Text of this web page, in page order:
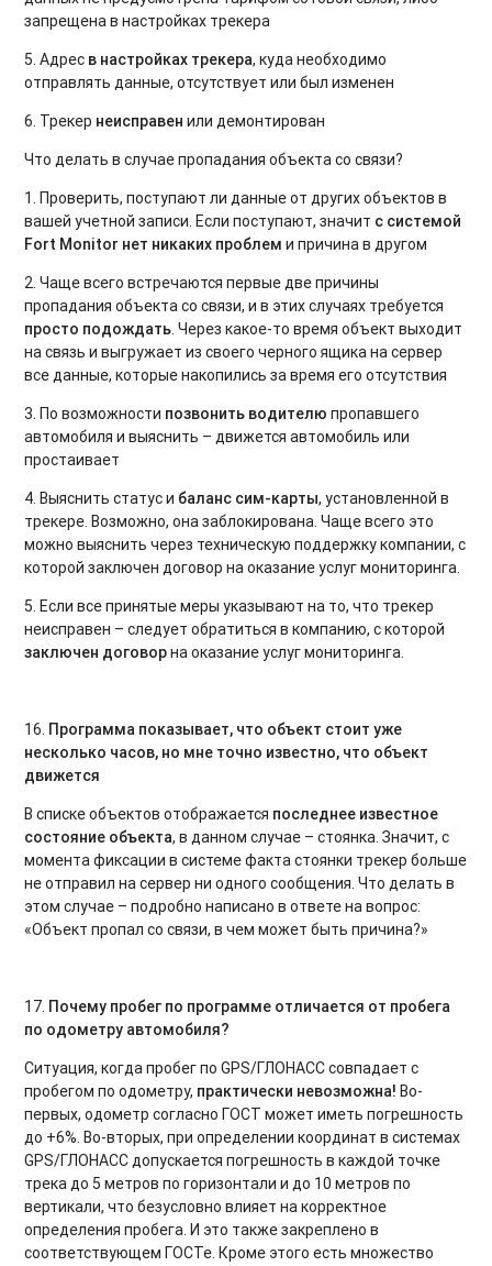
запрещена в настройках трекера
5. Адрес в настройках трекера, куда необходимо
отправлять данные, отсутствует или был изменен
6. Трекер неисправен или демонтирован
Что делать в случае пропадания объекта со связи?
1. Проверить, поступают ли данные от других объектов в
вашей учетной записи. Если поступают, значит с системой
Fort Monitor нет никаких проблем и причина в другом
2. Чаще всего встречаются первые две причины
пропадания объекта со связи, и в этих случаях требуется
просто подождать. Через какое-то время объект выходит
на связь и выгружает из своего черного ящика на сервер
все данные, которые накопились за время его отсутствия
3. По возможности позвонить водителю пропавшего
автомобиля и выяснить – движется автомобиль или
простаивает
4. Выяснить статус и баланс сим-карты, установленной в
трекере. Возможно, она заблокирована. Чаще всего это
можно выяснить через техническую поддержку компании, с
которой заключен договор на оказание услуг мониторинга.
5. Если все принятые меры указывают на то, что трекер
неисправен – следует обратиться в компанию, с которой
заключен договорна оказание услуг мониторинга.
16. Программа показывает, что объект стоит уже
несколько часов, но мне точно известно, что объект
движется
В списке объектов отображается последнее известное
состояние объекта, в данном случае – стоянка. Значит, с
момента фиксации в системе факта стоянки трекер больше
не отправил на сервер ни одного сообщения. Что делать в
этом случае – подробно написано в ответе на вопрос:
«Объект пропал со связи, в чем может быть причина?»
17. Почему пробег по программе отличается от пробега
по одометру автомобиля?
Ситуация, когда пробег по GPS/ГЛОНАСС совпадает с
пробегом по одометру, практически невозможна! Во-
первых, одометр согласно ГОСТ может иметь погрешность
до +6%. Во-вторых, при определении координат в системах
GPS/ГЛОНАСС допускается погрешность в каждой точке
трека до 5 метров по горизонтали и до 10 метров по
вертикали, что безусловно влияет на корректное
определения пробега. И это также закреплено в
соответствующем ГОСТе. Кроме этого есть множество